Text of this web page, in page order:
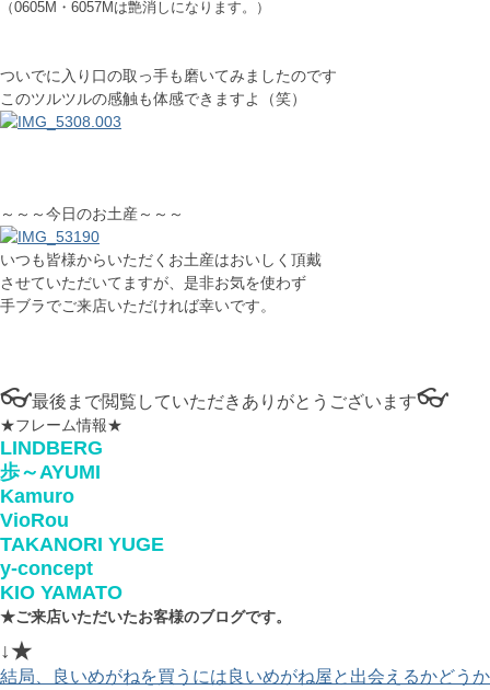
（0605M・6057Mは艶消しになります。）
ついでに入り口の取っ手も磨いてみましたのです
このツルツルの感触も体感できますよ（笑）
～～～今日のお土産～～～
いつも皆様からいただくお土産はおいしく頂戴
させていただいてますが、是非お気を使わず
手ブラでご来店いただければ幸いです。
👓最後まで閲覧していただきありがとうございます👓
★フレーム情報★
LINDBERG
歩～AYUMI
Kamuro
VioRou
TAKANORI YUGE
y-concept
KIO YAMATO
★ご来店いただいたお客様のブログです。
↓★
結局、良いめがねを買うには良いめがね屋と出会えるかどうか